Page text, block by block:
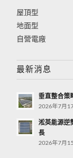
屋頂型
地面型
自營電廠
最新消息
垂直整合策
2026年7月
淞英能源逆
長
2026年7月